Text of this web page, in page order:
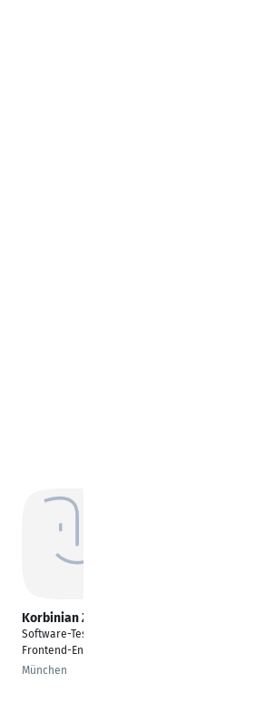
Korbinian Zimmert
Software-Tester,
Frontend-Entwickler
München